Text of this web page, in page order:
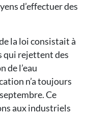
d’effectuer des
la loi consistait à
qui rejettent des
de l’eau
n’a toujours
Ce
aux industriels